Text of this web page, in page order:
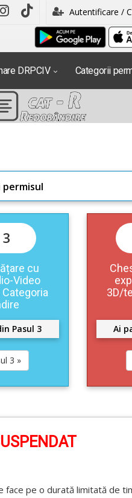
Autentificare /
DRPCIV Categorii
permisul
cu
Video
Pasul 3
3 »
3D/
Ai
pe o durată limitată de